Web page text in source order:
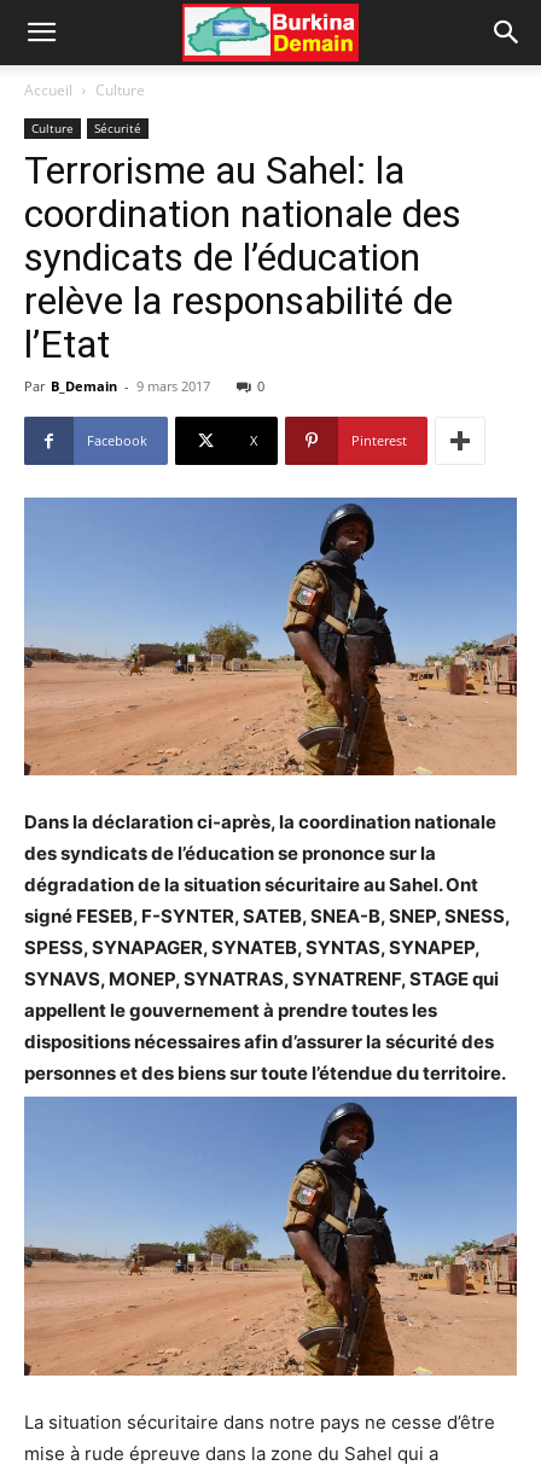
Accueil Culture
Culture Sécurité
Terrorisme au Sahel: la
coordination nationale des
syndicats de l’éducation
relève la responsabilité de
l’Etat
Par B_Demain - 9 mars 2017 0
Facebook X Pinterest
Dans la déclaration ci-après, la coordination nationale
des syndicats de l’éducation se prononce sur la
dégradation de la situation sécuritaire au Sahel. Ont
signé FESEB, F-SYNTER, SATEB, SNEA-B, SNEP, SNESS,
SPESS, SYNAPAGER, SYNATEB, SYNTAS, SYNAPEP,
SYNAVS, MONEP, SYNATRAS, SYNATRENF, STAGE qui
appellent le gouvernement à prendre toutes les
dispositions nécessaires afin d’assurer la sécurité des
personnes et des biens sur toute l’étendue du territoire.
La situation sécuritaire dans notre pays ne cesse d’être
mise à rude épreuve dans la zone du Sahel qui a